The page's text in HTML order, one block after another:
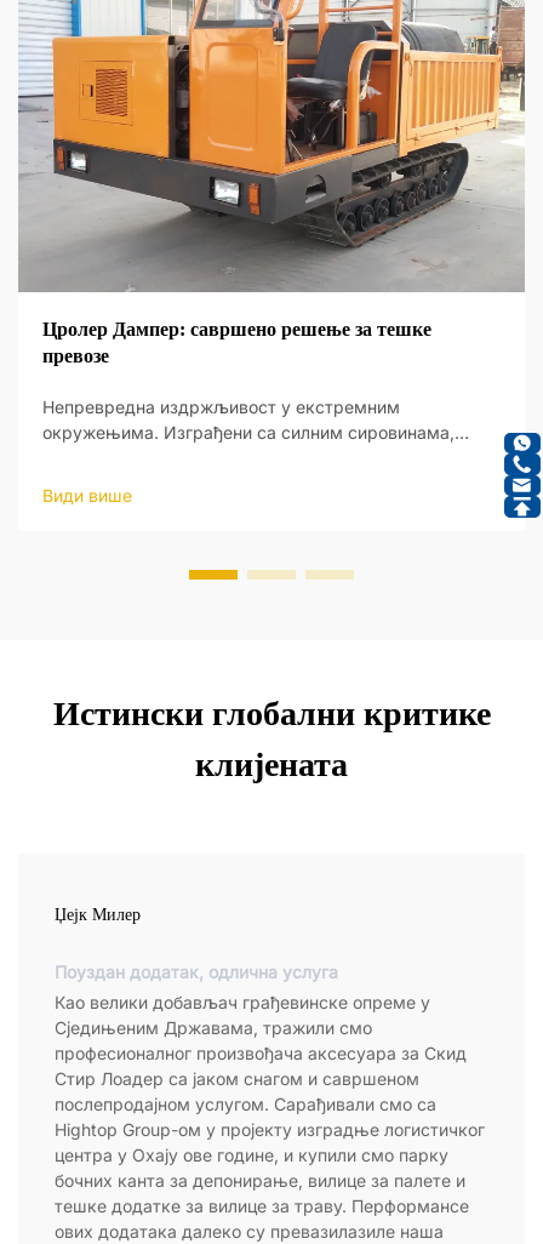
Цролер Дампер: савршено решење за тешке
превозе
Непревредна издржљивост у екстремним
окружењима. Изграђени са силним сировинама,
Види више
Истински глобални критике
клијената
Џејк Милер
Поуздан додатак, одлична услуга
Као велики добављач грађевинске опреме у
Сједињеним Државама, тражили смо
професионалног произвођача аксесуара за Скид
Стир Лоадер са јаком снагом и савршеном
послепродајном услугом. Сарађивали смо са
Hightop Group-ом у пројекту изградње логистичког
центра у Охају ове године, и купили смо парку
бочних канта за депонирање, вилице за палете и
тешке додатке за вилице за траву. Перформансе
ових додатака далеко су превазилазиле наша